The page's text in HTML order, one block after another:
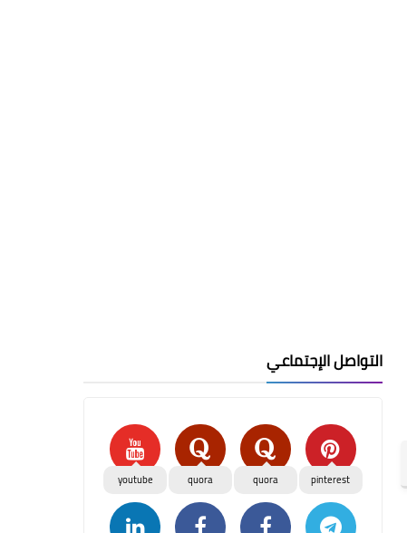
التواصل الإجتماعي
pinterest
quora
quora
youtube